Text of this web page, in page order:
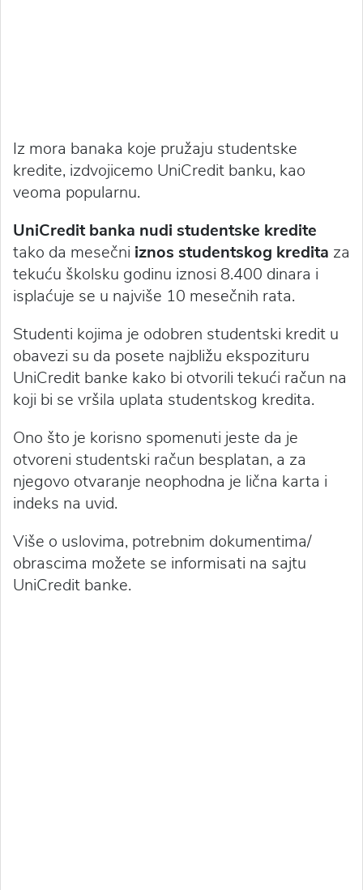
Iz mora banaka koje pružaju studentske
kredite, izdvojicemo UniCredit banku, kao
veoma popularnu.
UniCredit banka nudi studentske kredite
tako da mesečni iznos studentskog kredita za
tekuću školsku godinu iznosi 8.400 dinara i
isplaćuje se u najviše 10 mesečnih rata.
Studenti kojima je odobren studentski kredit u
obavezi su da posete najbližu ekspozituru
UniCredit banke kako bi otvorili tekući račun na
koji bi se vršila uplata studentskog kredita.
Ono što je korisno spomenuti jeste da je
otvoreni studentski račun besplatan, a za
njegovo otvaranje neophodna je lična karta i
indeks na uvid.
Više o uslovima, potrebnim dokumentima/
obrascima možete se informisati na sajtu
UniCredit banke.